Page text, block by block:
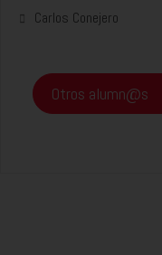
Carlos Conejero
Otros alumn@s